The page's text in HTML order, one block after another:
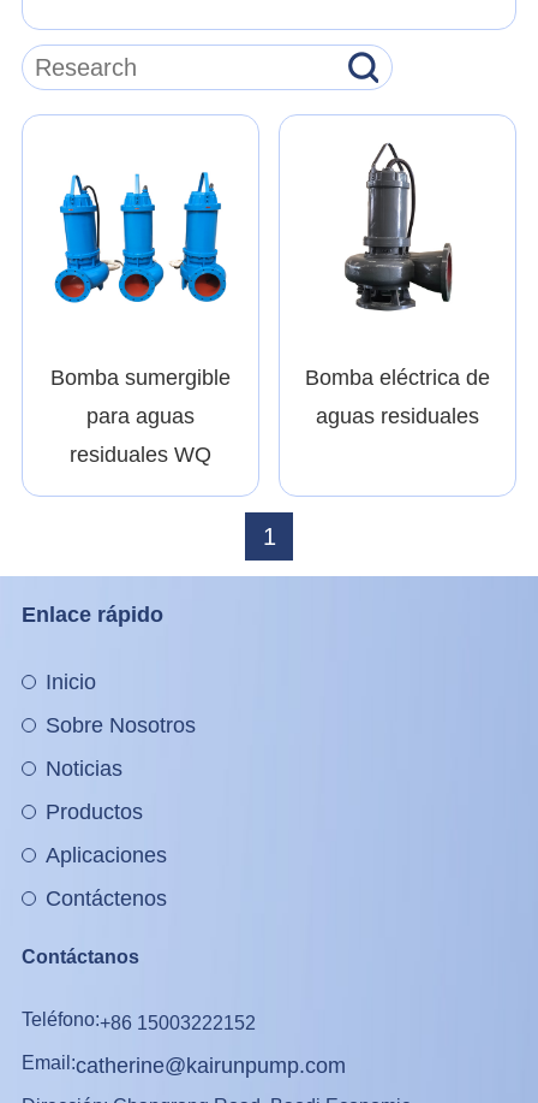
Bomba sumergible
para aguas
residuales WQ
Bomba eléctrica de
aguas residuales
1
Enlace rápido
Inicio
Sobre Nosotros
Noticias
Productos
Aplicaciones
Contáctenos
Contáctanos
Teléfono:+86 15003222152
Email:catherine@kairunpump.com